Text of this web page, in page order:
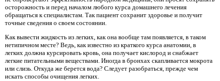
осторожность и перед началом любого курса домашнего лечения
обращаться к специалистам. Так пациент сохранит здоровье и получит
точные сведения о своем состоянии.
Как вывести жидкость из легких, как она вообще там появляется, в таком
нетипичном месте? Ведь, как известно из краткого курса анатомии, в
легких должна курсировать кровь, она получает кислород и снабжает
легкие питательными веществами. Иногда в бронхах скапливается мокрота
или слизь. Откуда же берется вода? Следует разобраться, прежде чем
искать способы очищения легких.